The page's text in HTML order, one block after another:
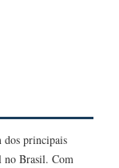
dos principais
no Brasil. Com